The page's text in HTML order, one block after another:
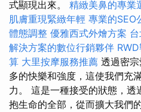
式顯現出來。 精緻美鼻的專業
肌膚重現緊緻年輕 專業的SEO
體態調整 優雅西式外燴方案
解決方案的數位行銷夥伴
算 大里按摩服務推薦 透過密
多的快樂和強度，這使我們充
力。 這是一種接受的狀態，
抱生命的全部，從而擴大我們